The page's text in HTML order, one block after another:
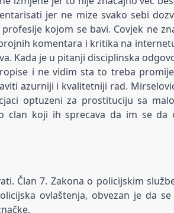
jer ne mize svako sebi
kojom se bavi. Covjek ne
komentara i kritika na
Kada je u pitanji disciplinska
i ne vidim sta to treba
azurniji i kvalitetniji rad.
optuzeni za prostituciju sa
clan koji ih sprecava da im se
Član 7. Zakona o policijskim
ovlaštenja, obvezan je da